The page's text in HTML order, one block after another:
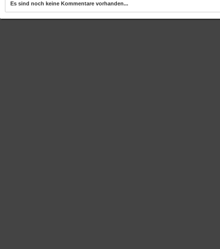
Es sind noch keine Kommentare vorhanden...